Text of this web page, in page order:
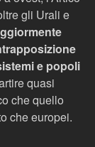
gli Urali e
e popoli
quasi
che quello
che europei.